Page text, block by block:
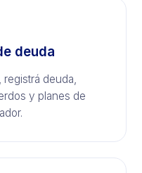
deuda
deuda,
y planes de